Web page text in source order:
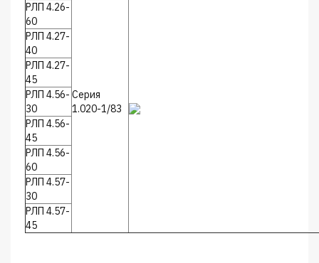
Серия
1.020-1/83
РЛП 4.26-
60
РЛП 4.27-
40
РЛП 4.27-
45
РЛП 4.56-
30
РЛП 4.56-
45
РЛП 4.56-
60
РЛП 4.57-
30
РЛП 4.57-
45